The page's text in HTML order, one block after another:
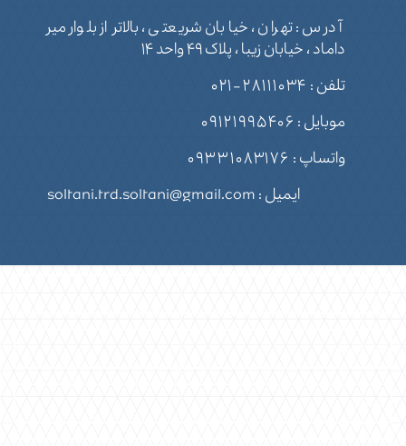
آدرس : تهران ، خیابان شریعتی ، بالاتر از بلوار میر
داماد ، خیابان زیبا ، پلاک ۴۹ واحد ۱۴
تلفن : ۲۸۱۱۱۰۳۴-۰۲۱
موبایل : ۰۹۱۲۱۹۹۵۴۰۶
واتساپ : ۰۹۳۳۱۰۸۳۱۷۶
ایمیل : soltani.trd.soltani@gmail.com